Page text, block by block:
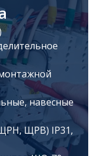
навесные
ЩРВ) IP31,